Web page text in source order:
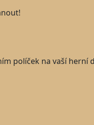
políček na vaší herní